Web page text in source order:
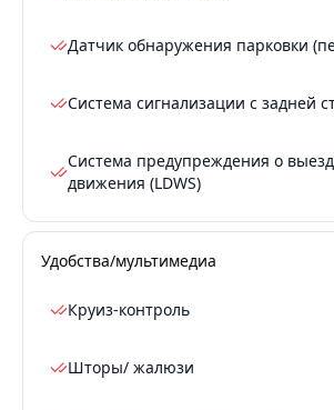
Датчик обнаружения парковки
Система сигнализации с задней
Система предупреждения о
движения (LDWS)
Удобства/мультимедиа
Круиз-контроль
Шторы/ жалюзи